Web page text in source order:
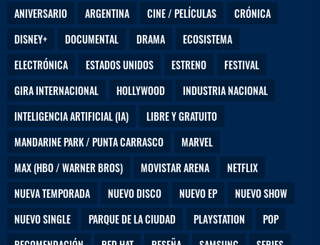
ANIVERSARIO
ARGENTINA CINE / PELÍCULAS
CRÓNICA
DISNEY+
DOCUMENTAL DRAMA
ECOSISTEMA
ELECTRÓNICA
ESTADOS UNIDOS ESTRENO
FESTIVAL
GIRA INTERNACIONAL
HOLLYWOOD
INDUSTRIA NACIONAL
INTELIGENCIA ARTIFICIAL (IA)
LIBRE Y GRATUITO
MANDARINE PARK / PUNTA CARRASCO
MARVEL
MAX (HBO / WARNER BROS)
MOVISTAR ARENA
NETFLIX
NUEVA TEMPORADA
NUEVO DISCO NUEVO EP
NUEVO SHOW
NUEVO SINGLE
PARQUE DE LA CIUDAD PLAYSTATION
POP